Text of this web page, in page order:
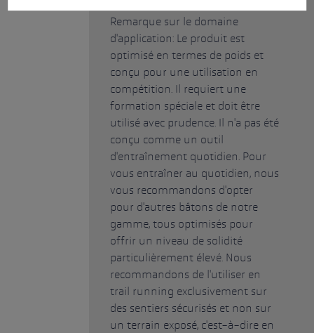
Remarque sur le domaine
d'application: Le produit est
optimisé en termes de poids et
conçu pour une utilisation en
compétition. Il requiert une
formation spéciale et doit être
utilisé avec prudence. Il n'a pas été
conçu comme un outil
d'entraînement quotidien. Pour
vous entraîner au quotidien, nous
vous recommandons d'opter
pour d'autres bâtons de notre
gamme, tous optimisés pour
offrir un niveau de solidité
particulièrement élevé. Nous
recommandons de l'utiliser en
trail running exclusivement sur
des sentiers sécurisés et non sur
un terrain exposé, c'est-à-dire en